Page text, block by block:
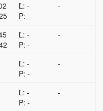
Ľ: -
P: -
-
Ľ: -
P: -
-
Ľ: -
P: -
-
Ľ: -
P: -
-